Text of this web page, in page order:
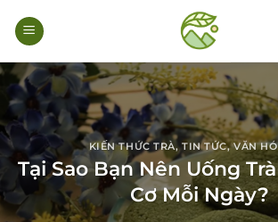
qua
dung
KIẾN THỨC TRÀ,TIN TỨC,VĂN
Tại Sao Bạn Nên Uống
Cơ Mỗi Ngày?